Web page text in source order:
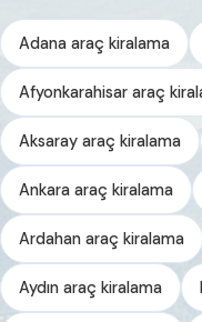
Adana araç kiralama
Afyonkarahisar araç
Aksaray araç kiralama
Ankara araç kiralama
Ardahan araç kiralama
Aydın araç kiralama